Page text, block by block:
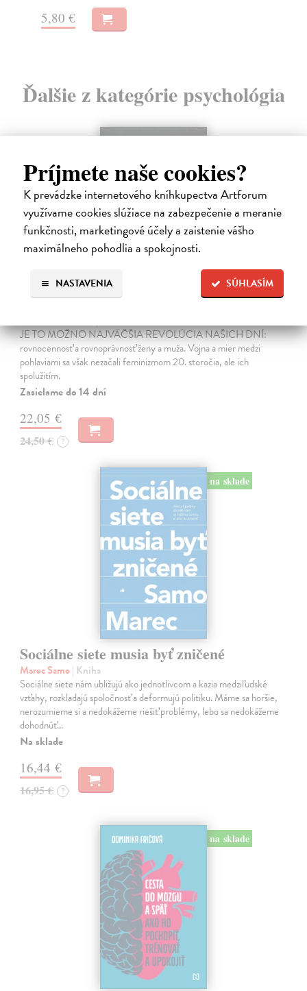
Príjmete naše cookies?
K prevádzke internetového kníhkupectva Artforum
využívame cookies slúžiace na zabezpečenie a meranie
funkčnosti, marketingové účely a zaistenie vášho
maximálneho pohodlia a spokojnosti.
SÚHLASÍM
NASTAVENIA
14,00 €
Ďalšie z kategórie psychológia
Trpkejšia ako smrť je žena
JE TO MOŽNO NAJVÄČŠIA REVOLÚCIA NAŠICH DNÍ:
rovnocennosť a rovnoprávnosť ženy a muža. Vojna a mier medzi
pohlaviami sa však nezačali feminizmom 20. storočia, ale ich
spolužitím.
Zasielame do 14 dní
22,05 €
24,50 € ?
na sklade
Sociálne siete musia byť zničené
Marec Samo| Kniha
Sociálne siete nám ubližujú ako jednotlivcom a kazia medziľudské
vzťahy, rozkladajú spoločnosť a deformujú politiku. Máme sa horšie,
nerozumieme si a nedokážeme riešiť problémy, lebo sa nedokážeme
dohodnúť…
Na sklade
16,44 €
16,95 € ?
na sklade